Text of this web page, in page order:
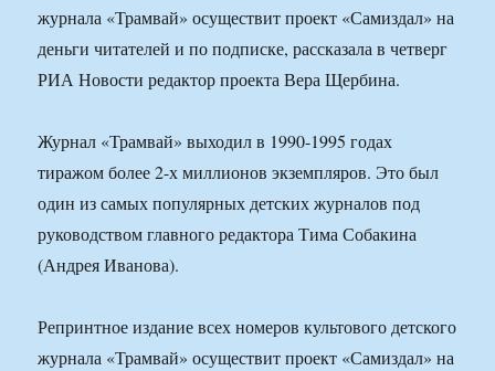
журнала «Трамвай» осуществит проект «Самиздал» на
деньги читателей и по подписке, рассказала в четверг
РИА Новости редактор проекта Вера Щербина.
Журнал «Трамвай» выходил в 1990-1995 годах
тиражом более 2-х миллионов экземпляров. Это был
один из самых популярных детских журналов под
руководством главного редактора Тима Собакина
(Андрея Иванова).
Репринтное издание всех номеров культового детского
журнала «Трамвай» осуществит проект «Самиздал» на